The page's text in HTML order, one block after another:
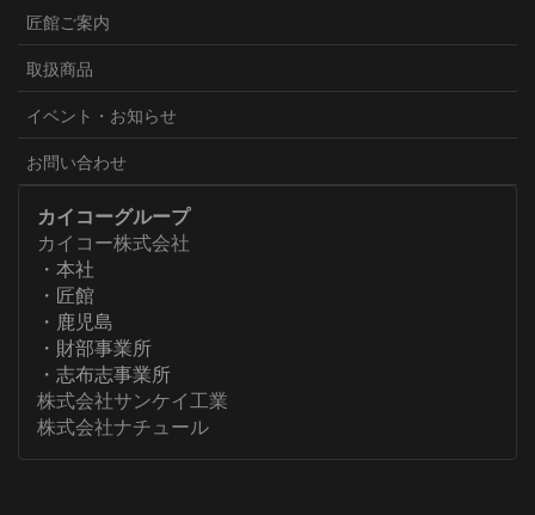
匠館ご案内
取扱商品
イベント・お知らせ
お問い合わせ
カイコーグループ
カイコー株式会社
・本社
・匠館
・鹿児島
・財部事業所
・志布志事業所
株式会社サンケイ工業
株式会社ナチュール